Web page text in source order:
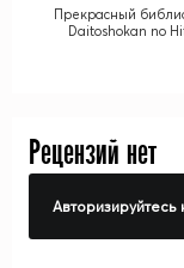
Прекрасный
Daitoshokan no
Рецензий нет